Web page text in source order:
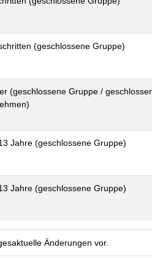
(geschlossene Gruppe)
(geschlossene Gruppe /
Jahre (geschlossene Gruppe)
Jahre (geschlossene Gruppe)
Änderungen vor.